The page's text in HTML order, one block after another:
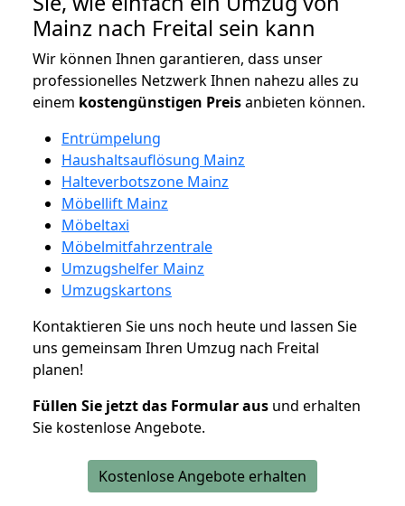
Mainz nach Freital sein kann
Wir können Ihnen garantieren, dass unser
professionelles Netzwerk Ihnen nahezu alles zu
einem kostengünstigen Preisanbieten können.
Entrümpelung
Haushaltsauflösung Mainz
Halteverbotszone Mainz
Möbellift Mainz
Möbeltaxi
Möbelmitfahrzentrale
Umzugshelfer Mainz
Umzugskartons
Kontaktieren Sie uns noch heute und lassen Sie
uns gemeinsam Ihren Umzug nach Freital
planen!
Füllen Sie jetzt das Formular aus und erhalten
Sie kostenlose Angebote.
Kostenlose Angebote erhalten